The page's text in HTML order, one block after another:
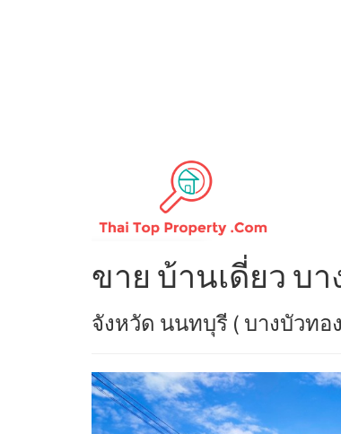
ขาย บ้านเดี่ยว บ
จังหวัด นนทบุรี ( บางบัวทอ